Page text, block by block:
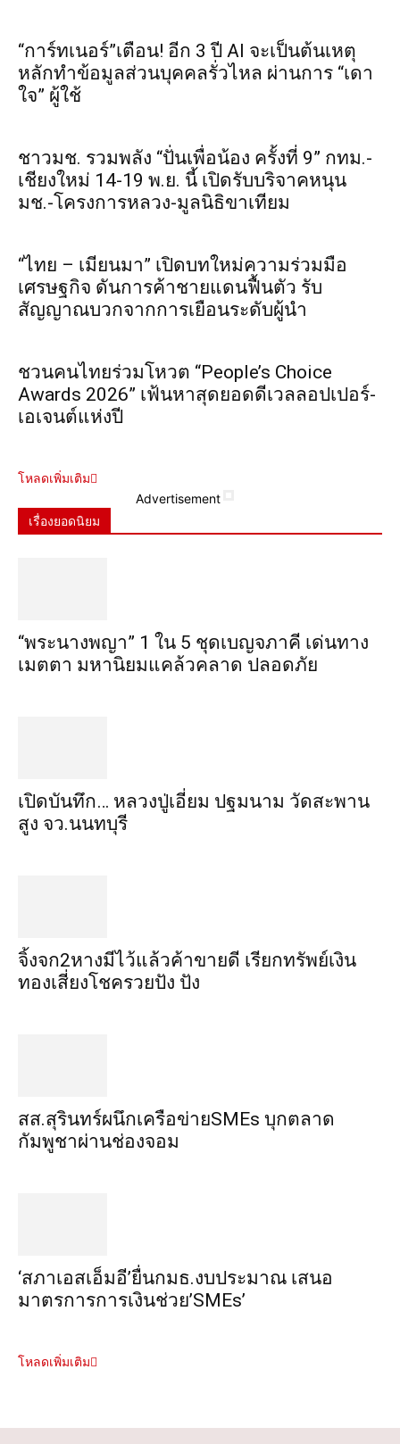
“การ์ทเนอร์”เตือน! อีก 3 ปี AI จะเป็นต้นเหตุ
หลักทำข้อมูลส่วนบุคคลรั่วไหล ผ่านการ “เดา
ใจ” ผู้ใช้
ชาวมช. รวมพลัง “ปั่นเพื่อน้อง ครั้งที่ 9” กทม.-
เชียงใหม่ 14-19 พ.ย. นี้ เปิดรับบริจาคหนุน
มช.-โครงการหลวง-มูลนิธิขาเทียม
“ไทย – เมียนมา” เปิดบทใหม่ความร่วมมือ
เศรษฐกิจ ดันการค้าชายแดนฟื้นตัว รับ
สัญญาณบวกจากการเยือนระดับผู้นำ
ชวนคนไทยร่วมโหวต “People’s Choice
Awards 2026” เฟ้นหาสุดยอดดีเวลลอปเปอร์-
เอเจนต์แห่งปี
โหลดเพิ่มเติม
Advertisement
เรื่องยอดนิยม
“พระ​นาง​พญา” 1 ใน 5​ ชุดเบญจ​ภาคี​ เด่นทาง
เมตตา​ มหา​นิยม​แคล้วคลาด​ ปลอดภัย​
เปิดบันทึก… หลวงปู่เอี่ยม ​ปฐม​นาม​ วัดสะพาน
สูง​ จว.นนทบุรี
จิ้งจก​2​หาง​มีไว้แล้ว​ค้าขาย​ดี​ เรียก​ทรัพย์เงิน
ทอง​เสี่ยงโชค​รวยปัง​ ปัง​
สส.สุรินทร์ผนึกเครือข่ายSMEs บุกตลาด
กัมพูชาผ่านช่องจอม
‘สภาเอสเอ็มอี’ยื่นกมธ.งบประมาณ เสนอ
มาตรการการเงินช่วย’SMEs’
โหลดเพิ่มเติม